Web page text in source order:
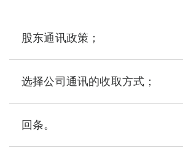
股东通讯政策；
选择公司通讯的收取方式；
回条。